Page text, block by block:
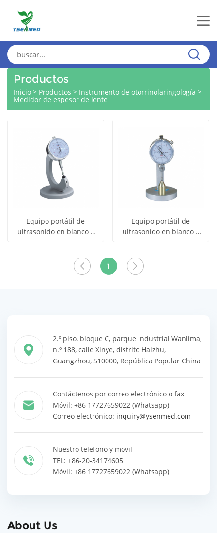
Productos
Inicio > Productos > Instrumento de otorrinolaringología >
Medidor de espesor de lente
precio
Equipo portátil de
ultrasonido en blanco y
los
productos
Equipo portátil de
ultrasonido en blanco y
1
2.º piso, bloque C, parque industrial Wanlima,
n.º 188, calle Xinye, distrito Haizhu,
Guangzhou, 510000, República Popular China
Contáctenos por correo electrónico o fax
Móvil: +86 17727659022 (Whatsapp)
Correo electrónico: inquiry@ysenmed.com
Nuestro teléfono y móvil
TEL: +86-20-34174605
Móvil: +86 17727659022 (Whatsapp)
About Us